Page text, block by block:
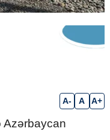
A- A A+
Azərbaycan